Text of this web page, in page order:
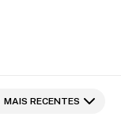
MAIS RECENTES